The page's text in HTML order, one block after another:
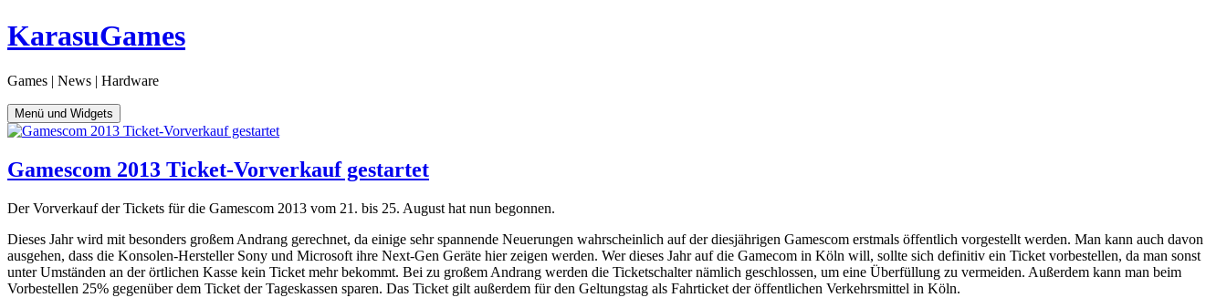
Zum
Inhalt
KarasuGames
Games | News | Hardware
Menü und Widgets
Gamescom 2013 Ticket-Vorverkauf gestartet
Der Vorverkauf der Tickets für die Gamescom 2013 vom 21. bis 25. August hat nun begonnen.
Dieses Jahr wird mit besonders großem Andrang gerechnet, da einige sehr spannende Neuerungen wahrscheinlich auf der diesjährigen Gamescom erstmals öffentlich vorgestellt werden. Man kann auch davon
ausgehen, dass die Konsolen-Hersteller Sony und Microsoft ihre Next-Gen Geräte hier zeigen werden. Wer dieses Jahr auf die Gamecom in Köln will, sollte sich definitiv ein Ticket vorbestellen, da man sonst
unter Umständen an der örtlichen Kasse kein Ticket mehr bekommt. Bei zu großem Andrang werden die Ticketschalter nämlich geschlossen, um eine Überfüllung zu vermeiden. Außerdem kann man beim
Vorbestellen 25% gegenüber dem Ticket der Tageskassen sparen. Das Ticket gilt außerdem für den Geltungstag als Fahrticket der öffentlichen Verkehrsmittel in Köln.